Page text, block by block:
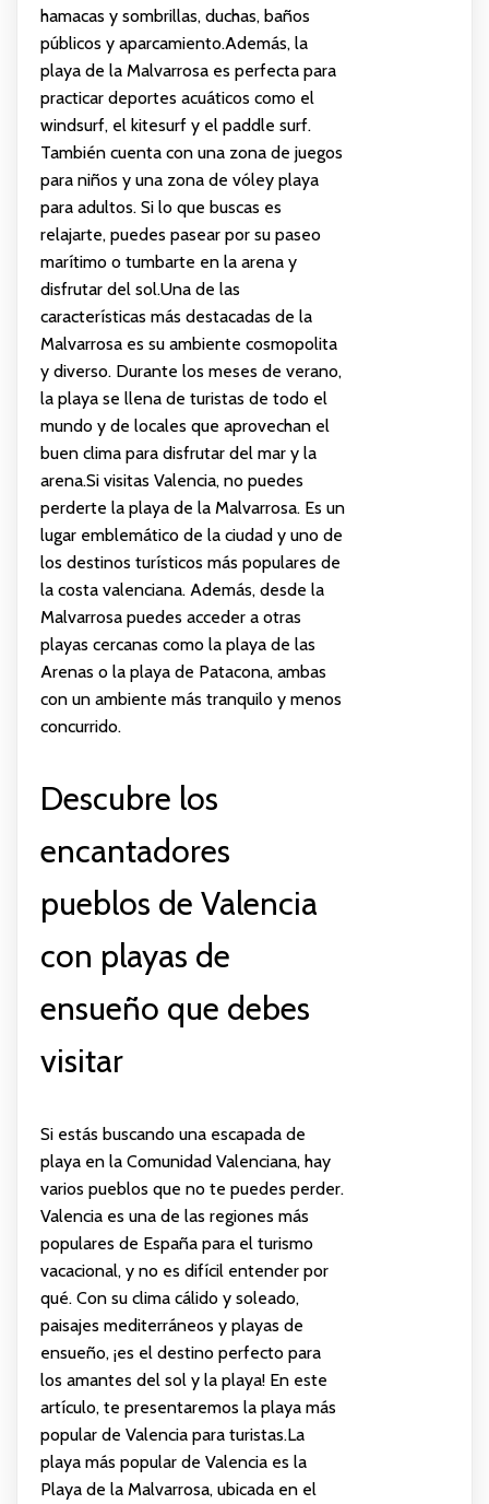
hamacas y sombrillas, duchas, baños
públicos y aparcamiento.Además, la
playa de la Malvarrosa es perfecta para
practicar deportes acuáticos como el
windsurf, el kitesurf y el paddle surf.
También cuenta con una zona de juegos
para niños y una zona de vóley playa
para adultos. Si lo que buscas es
relajarte, puedes pasear por su paseo
marítimo o tumbarte en la arena y
disfrutar del sol.Una de las
características más destacadas de la
Malvarrosa es su ambiente cosmopolita
y diverso. Durante los meses de verano,
la playa se llena de turistas de todo el
mundo y de locales que aprovechan el
buen clima para disfrutar del mar y la
arena.Si visitas Valencia, no puedes
perderte la playa de la Malvarrosa. Es un
lugar emblemático de la ciudad y uno de
los destinos turísticos más populares de
la costa valenciana. Además, desde la
Malvarrosa puedes acceder a otras
playas cercanas como la playa de las
Arenas o la playa de Patacona, ambas
con un ambiente más tranquilo y menos
concurrido.
Descubre los
encantadores
pueblos de Valencia
con playas de
ensueño que debes
visitar
Si estás buscando una escapada de
playa en la Comunidad Valenciana, hay
varios pueblos que no te puedes perder.
Valencia es una de las regiones más
populares de España para el turismo
vacacional, y no es difícil entender por
qué. Con su clima cálido y soleado,
paisajes mediterráneos y playas de
ensueño, ¡es el destino perfecto para
los amantes del sol y la playa! En este
artículo, te presentaremos la playa más
popular de Valencia para turistas.La
playa más popular de Valencia es la
Playa de la Malvarrosa, ubicada en el